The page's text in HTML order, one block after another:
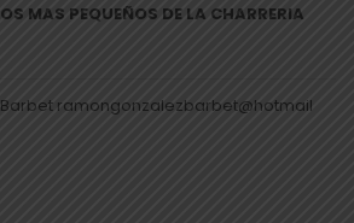
MAS PEQUEÑOS DE LA CHARRERIA
ramongonzalezbarbet@hotmail